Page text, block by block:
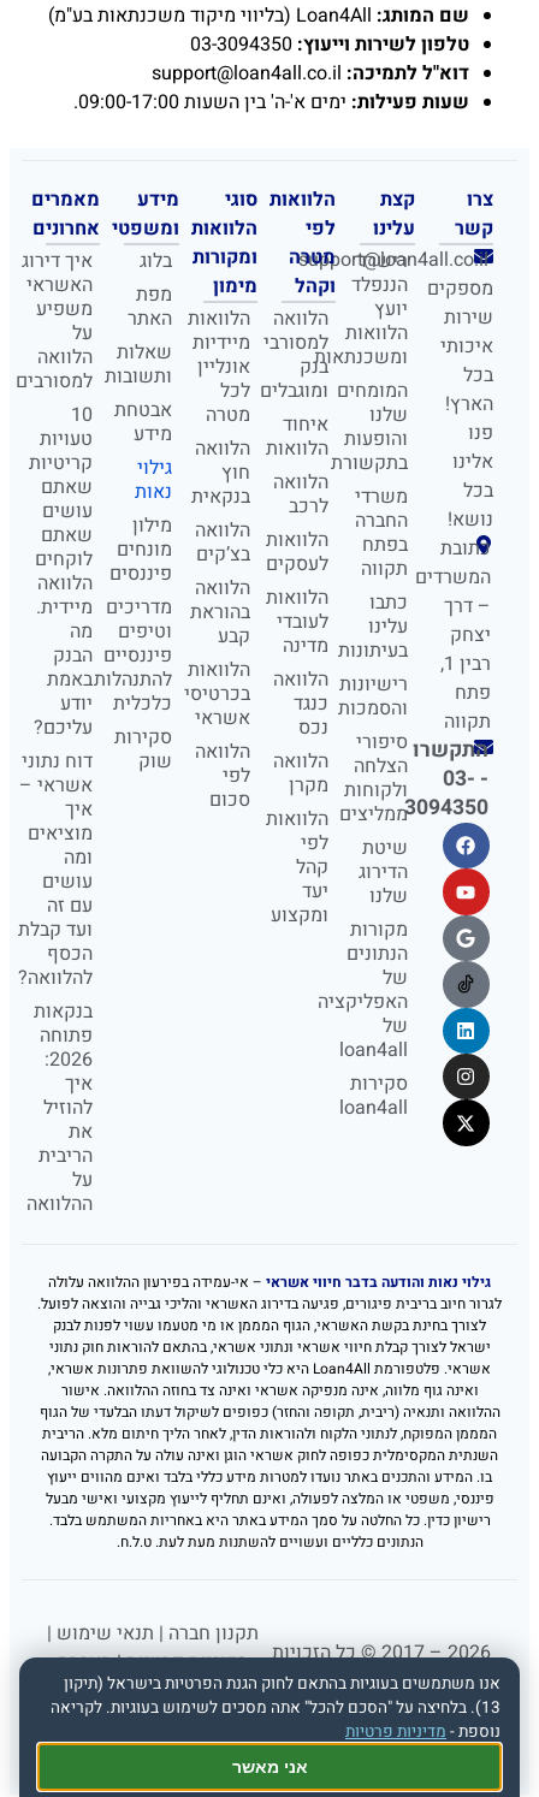
שם המותג:
טלפון לשירות וייעוץ:
דוא"ל לתמיכה:
שעות פעילות: ימים א'-ה' בין השעות 09:00-17:00.
צרו
קשר
support@loan4all.co.il
מספקים
שירות
איכותי
בכל
הארץ!
פנו
אלינו
בכל
נושא!
כתובת
המשרדים
– דרך
יצחק
רבין 1,
פתח
תקווה
התקשרו
- 03-
3094350
קצת
עלינו
רישרד
הננפלד
יועץ
הלוואות
ומשכנתאות
המומחים
שלנו
והופעות
בתקשורת
משרדי
החברה
בפתח
תקווה
כתבו
עלינו
בעיתונות
רישיונות
והסמכות
סיפורי
הצלחה
ולקוחות
ממליצים
שיטת
הדירוג
שלנו
מקורות
הנתונים
של
האפליקציה
של
loan4all
סקירות
loan4all
הלוואות
לפי
מטרה
וקהל
הלוואה
למסורבי
בנק
ומוגבלים
איחוד
הלוואות
הלוואה
לרכב
הלוואות
לעסקים
הלוואות
לעובדי
מדינה
הלוואה
כנגד
נכס
הלוואה
מקרן
הלוואות
לפי
קהל
יעד
ומקצוע
סוגי
הלוואות
ומקורות
מימון
הלוואות
מיידיות
אונליין
לכל
מטרה
הלוואה
חוץ
בנקאית
הלוואה
בצ’קים
הלוואה
בהוראת
קבע
הלוואות
בכרטיסי
אשראי
הלוואה
לפי
סכום
מידע
ומשפטי
בלוג
מפת
האתר
שאלות
ותשובות
אבטחת
מידע
גילוי
נאות
מילון
מונחים
פיננסים
מדריכים
וטיפים
פיננסיים
להתנהלות
כלכלית
סקירות
שוק
מאמרים
אחרונים
איך דירוג
האשראי
משפיע
על
הלוואה
למסורבים
10
טעויות
קריטיות
שאתם
עושים
שאתם
לוקחים
הלוואה
מיידית.
מה
הבנק
באמת
יודע
עליכם?
דוח נתוני
אשראי –
איך
מוציאים
ומה
עושים
עם זה
ועד קבלת
הכסף
להלוואה?
בנקאות
פתוחה
2026:
איך
להוזיל
את
הריבית
על
ההלוואה
גילוי נאות והודעה בדבר חיווי אשראי – אי-עמידה בפירעון ההלוואה עלולה
לגרור חיוב בריבית פיגורים, פגיעה בדירוג האשראי והליכי גבייה והוצאה לפועל.
לצורך בחינת בקשת האשראי, הגוף המממן או מי מטעמו עשוי לפנות לבנק
ישראל לצורך קבלת חיווי אשראי ונתוני אשראי, בהתאם להוראות חוק נתוני
אשראי. פלטפורמת Loan4All היא כלי טכנולוגי להשוואת פתרונות אשראי,
ואינה גוף מלווה, אינה מנפיקה אשראי ואינה צד בחוזה ההלוואה. אישור
ההלוואה ותנאיה (ריבית, תקופה והחזר) כפופים לשיקול דעתו הבלעדי של הגוף
המממן המפוקח, לנתוני הלקוח ולהוראות הדין, לאחר הליך חיתום מלא. הריבית
השנתית המקסימלית כפופה לחוק אשראי הוגן ואינה עולה על התקרה הקבועה
בו. המידע והתכנים באתר נועדו למטרות מידע כללי בלבד ואינם מהווים ייעוץ
פיננסי, משפטי או המלצה לפעולה, ואינם תחליף לייעוץ מקצועי ואישי מבעל
רישיון כדין. כל החלטה על סמך המידע באתר היא באחריות המשתמש בלבד.
הנתונים כלליים ועשויים להשתנות מעת לעת. ט.ל.ח.
2026 – 2017 © כל הזכויות
שמורות לפורטל הלוואות
loan4all
תקנון חברה | תנאי שימוש |
מדיניות פרטיות|הצהרת
נגישות
אנו משתמשים בעוגיות בהתאם לחוק הגנת הפרטיות בישראל (תיקון
13). בלחיצה על "הסכם להכל" אתה מסכים לשימוש בעוגיות. לקריאה
נוספת -מדיניות פרטיות
אני מאשר